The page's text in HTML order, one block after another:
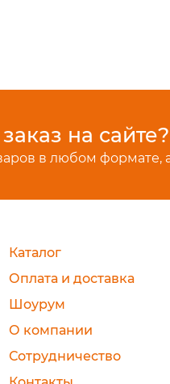
на сайте?
в любом формате,
Каталог
Оплата и доставка
Шоурум
О компании
Сотрудничество